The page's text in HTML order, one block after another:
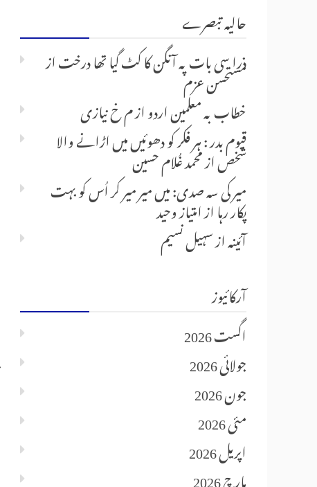
حالیہ تبصرے
ذرا سی بات پہ آنگن کا کٹ گیا تھا درختاز
مستحسن عزم
خطاب بہ معلمین اردوازم خ نیازی
قیوم بدر : ہر فکر کو دھوئیں میں اڑانے والا
شخصازمحمد غُلام حسین
میر کی سہ صدی: میں میر میر کر اُس کو بہت
پکار رہاازامتیاز وحید
آئینہازسہیل نسیم
آرکائیوز
اگست 2026
جولائی 2026
جون 2026
مئی 2026
اپریل 2026
مارچ 2026